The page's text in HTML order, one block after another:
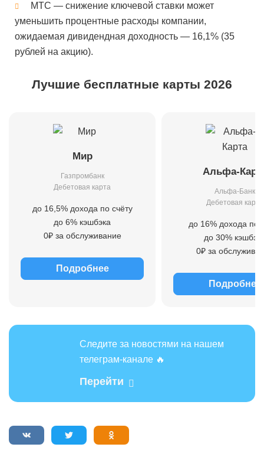
МТС — снижение ключевой ставки может
уменьшить процентные расходы компании,
ожидаемая дивидендная доходность — 16,1% (35
рублей на акцию).
Лучшие бесплатные карты 2026
Мир
Газпромбанк
Дебетовая карта
до 16,5% дохода по счёту
до 6% кэшбэка
0₽ за обслуживание
Подробнее
Альфа-
Альфа-Банк
Дебетовая карта
до 16% дохода по
до 30%
0₽ за
Подробнее
Следите за новостями на нашем
телеграм-канале 🔥
Перейти